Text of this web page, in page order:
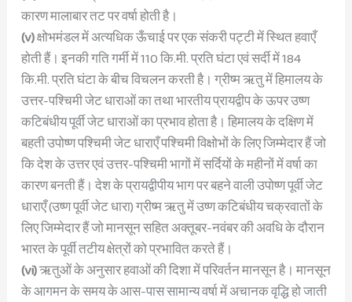
कारण मालाबार तट पर वर्षा होती है।
(v)क्षोभमंडल में अत्यधिक ऊँचाई पर एक संकरी पट्टी में स्थित हवाएँ
होती हैं। इनकी गति गर्मी में 110 कि.मी. प्रति घंटा एवं सर्दी में 184
कि.मी. प्रति घंटा के बीच विचलन करती है। ग्रीष्म ऋतु में हिमालय के
उत्तर-पश्चिमी जेट धाराओं का तथा भारतीय प्रायद्वीप के ऊपर उष्ण
कटिबंधीय पूर्वी जेट धाराओं का प्रभाव होता है। हिमालय के दक्षिण में
बहती उपोष्ण पश्चिमी जेट धाराएँ पश्चिमी विक्षोभों के लिए जिम्मेदार हैं जो
कि देश के उत्तर एवं उत्तर-पश्चिमी भागों में सर्दियों के महीनों में वर्षा का
कारण बनती हैं। देश के प्रायद्वीपीय भाग पर बहने वाली उपोष्ण पूर्वी जेट
धाराएँ (उष्ण पूर्वी जेट धारा) ग्रीष्म ऋतु में उष्ण कटिबंधीय चक्रवातों के
लिए जिम्मेदार हैं जो मानसून सहित अक्तूबर-नवंबर की अवधि के दौरान
भारत के पूर्वी तटीय क्षेत्रों को प्रभावित करते हैं।
(vi)ऋतुओं के अनुसार हवाओं की दिशा में परिवर्तन मानसून है। मानसून
के आगमन के समय के आस-पास सामान्य वर्षा में अचानक वृद्धि हो जाती